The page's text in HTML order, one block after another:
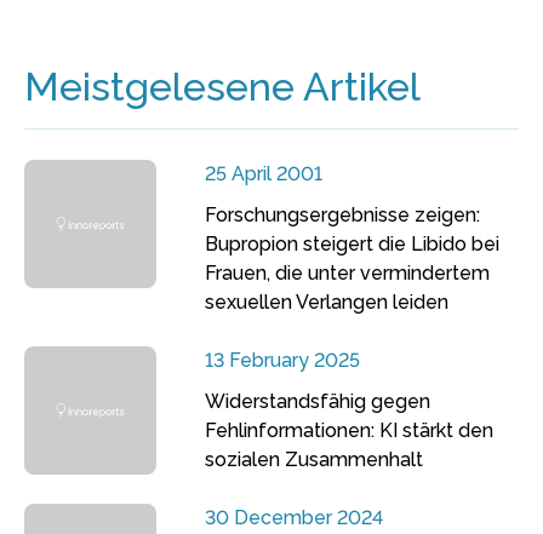
Meistgelesene Artikel
25 April 2001
Forschungsergebnisse zeigen:
Bupropion steigert die Libido bei
Frauen, die unter vermindertem
sexuellen Verlangen leiden
13 February 2025
Widerstandsfähig gegen
Fehlinformationen: KI stärkt den
sozialen Zusammenhalt
30 December 2024